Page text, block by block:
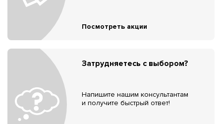
Посмотреть акции
Затрудняетесь с выбором?
Напишите нашим консультантам
и получите быстрый ответ!